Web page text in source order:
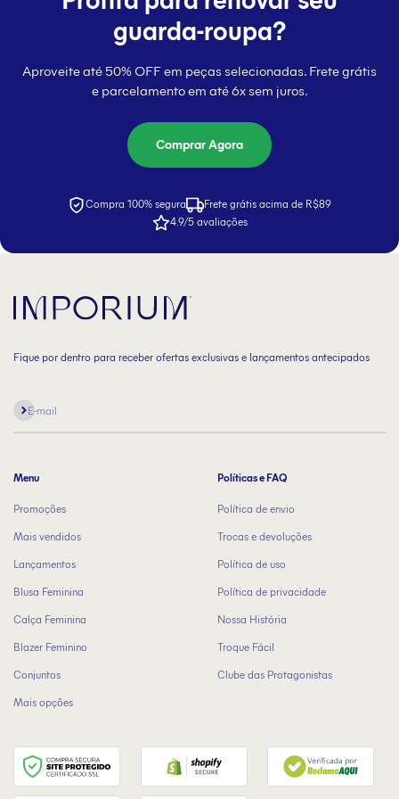
guarda-roupa?
Aproveite até 50% OFF em peças selecionadas. Frete grátis
e parcelamento em até 6x sem juros.
Comprar Agora
Compra 100% segura
Frete grátis acima de R$89
4.9/5 avaliações
Fique por dentro para receber ofertas exclusivas e lançamentos antecipados
E-mail
Assinar
Menu
Promoções
Mais vendidos
Lançamentos
Blusa Feminina
Calça Feminina
Blazer Feminino
Conjuntos
Mais opções
Políticas e FAQ
Política de envio
Trocas e devoluções
Política de uso
Política de privacidade
Nossa História
Troque Fácil
Clube das Protagonistas